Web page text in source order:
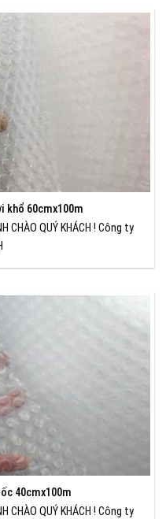
khổ 60cmx100m
CHÀO QUÝ KHÁCH ! Công ty
40cmx100m
CHÀO QUÝ KHÁCH ! Công ty